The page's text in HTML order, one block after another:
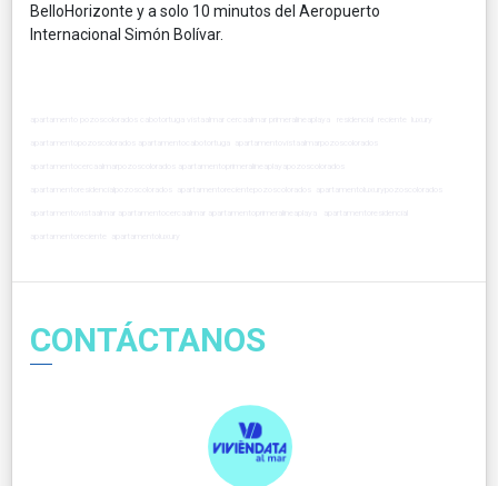
BelloHorizonte y a solo 10 minutos del Aeropuerto
Internacional Simón Bolívar.
CONTÁCTANOS